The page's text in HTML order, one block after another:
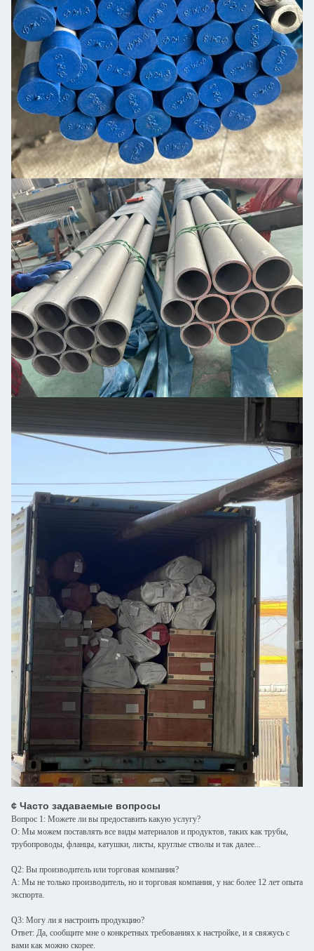
¢ Часто задаваемые вопросы
Вопрос 1: Можете ли вы предоставить какую услугу?
О: Мы можем поставлять все виды материалов и продуктов, таких как трубы,
трубопроводы, фланцы, катушки, листы, круглые стволы и так далее...
Q2: Вы производитель или торговая компания?
A: Мы не только производитель, но и торговая компания, у нас более 12 лет опыта
экспорта.
Q3: Могу ли я настроить продукцию?
Ответ: Да, сообщите мне о конкретных требованиях к настройке, и я свяжусь с
вами как можно скорее.